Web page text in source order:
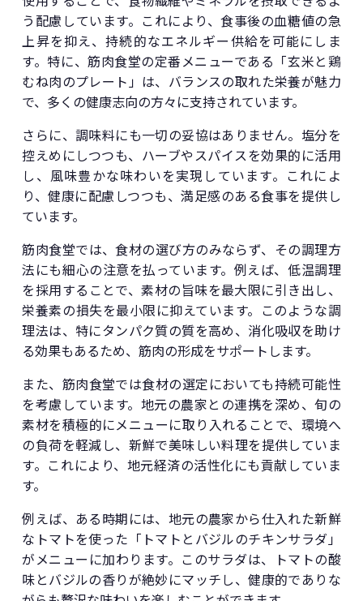
う配慮しています。これにより、食事後の血糖値の急
上昇を抑え、持続的なエネルギー供給を可能にしま
す。特に、筋肉食堂の定番メニューである「玄米と鶏
むね肉のプレート」は、バランスの取れた栄養が魅力
で、多くの健康志向の方々に支持されています。
さらに、調味料にも一切の妥協はありません。塩分を
控えめにしつつも、ハーブやスパイスを効果的に活用
し、風味豊かな味わいを実現しています。これによ
り、健康に配慮しつつも、満足感のある食事を提供し
ています。
筋肉食堂では、食材の選び方のみならず、その調理方
法にも細心の注意を払っています。例えば、低温調理
を採用することで、素材の旨味を最大限に引き出し、
栄養素の損失を最小限に抑えています。このような調
理法は、特にタンパク質の質を高め、消化吸収を助け
る効果もあるため、筋肉の形成をサポートします。
また、筋肉食堂では食材の選定においても持続可能性
を考慮しています。地元の農家との連携を深め、旬の
素材を積極的にメニューに取り入れることで、環境へ
の負荷を軽減し、新鮮で美味しい料理を提供していま
す。これにより、地元経済の活性化にも貢献していま
す。
例えば、ある時期には、地元の農家から仕入れた新鮮
なトマトを使った「トマトとバジルのチキンサラダ」
がメニューに加わります。このサラダは、トマトの酸
味とバジルの香りが絶妙にマッチし、健康的でありな